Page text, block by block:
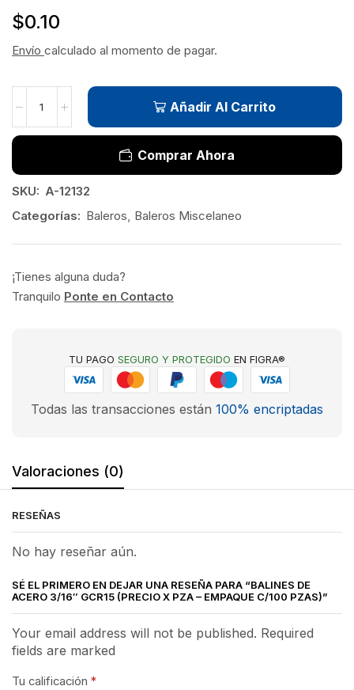
$0.10
Envío calculado al momento de pagar.
Añadir Al Carrito
Comprar Ahora
SKU: A-12132
Categorías: Baleros, Baleros Miscelaneo
¡Tienes alguna duda?
Tranquilo Ponte en Contacto
TU PAGO SEGURO Y PROTEGIDO EN FIGRA®
Todas las transacciones están 100% encriptadas
Valoraciones (0)
RESEÑAS
No hay reseñar aún.
SÉ EL PRIMERO EN DEJAR UNA RESEÑA PARA “BALINES DE
ACERO 3/16″ GCR15 (PRECIO X PZA – EMPAQUE C/100 PZAS)”
Your email address will not be published. Required
fields are marked
Tu calificación *